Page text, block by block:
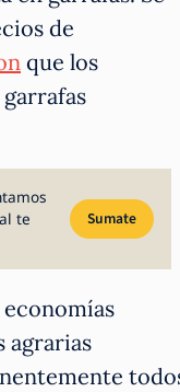
de
que los
te
Sumate
agrarias